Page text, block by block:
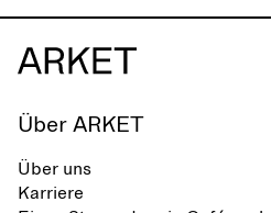
Über ARKET
Über uns
Karriere